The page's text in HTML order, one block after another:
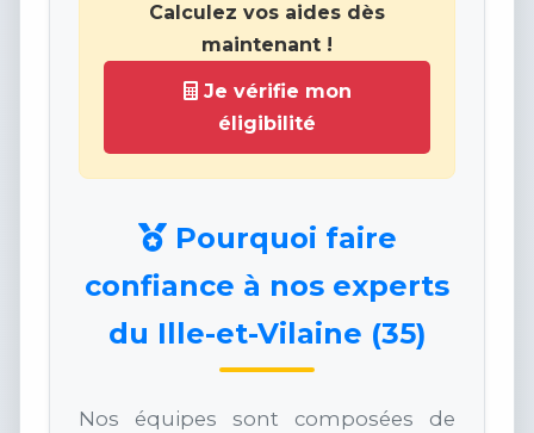
Calculez vos aides dès
maintenant !
Je vérifie mon
éligibilité
Pourquoi faire
confiance à nos experts
du Ille-et-Vilaine (35)
Nos équipes sont composées de